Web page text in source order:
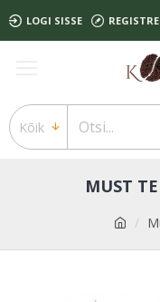
LOGI SISSE
Kõik
MUST